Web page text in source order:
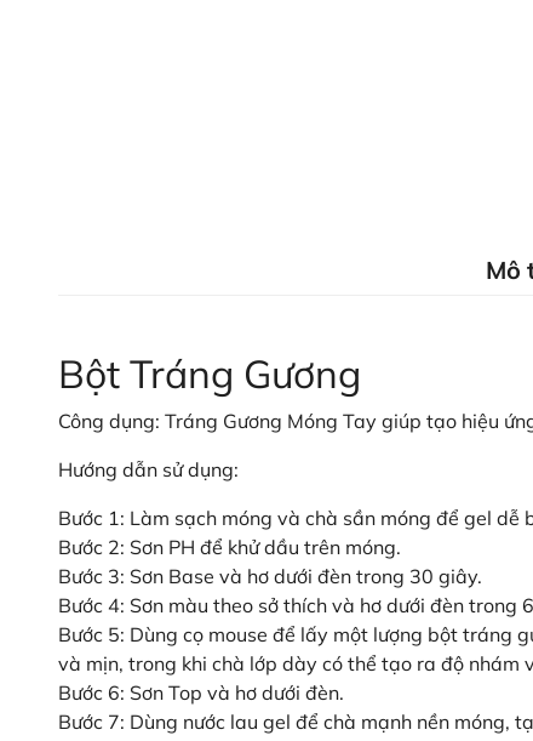
Mô
Bột Tráng Gương
Công dụng: Tráng Gương Móng Tay giúp tạo hiệu
Hướng dẫn sử dụng:
Bước 1: Làm sạch móng và chà sần móng để gel dễ
Bước 2: Sơn PH để khử dầu trên móng.
Bước 3: Sơn Base và hơ dưới đèn trong 30 giây.
Bước 4: Sơn màu theo sở thích và hơ dưới đèn trong
Bước 5: Dùng cọ mouse để lấy một lượng bột tráng
và mịn, trong khi chà lớp dày có thể tạo ra độ nhám
Bước 6: Sơn Top và hơ dưới đèn.
Bước 7: Dùng nước lau gel để chà mạnh nền móng,